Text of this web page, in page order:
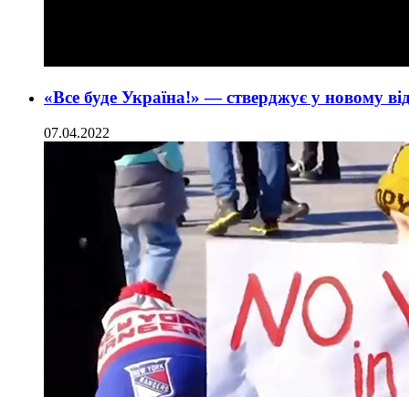
«Все буде Україна!» — стверджує у новому
07.04.2022